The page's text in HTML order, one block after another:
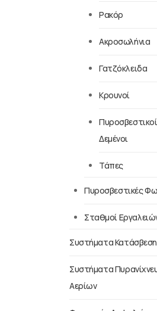
Ρακόρ
Ακροσωλήνια
Γατζόκλειδα
Κρουνοί
Δεμένοι
Τάπες
Πυροσβεστικές
Σταθμοί
Συστήματα
Συστήματα
Αερίων